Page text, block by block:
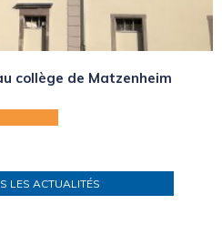
collège de Matzenheim
LES ACTUALITÉS